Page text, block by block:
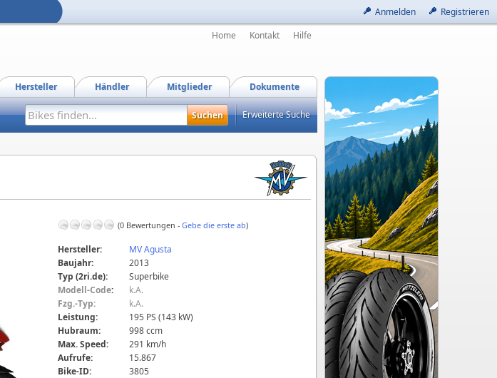
Anmelden Registrieren
Home Kontakt Hilfe
Dokumente
Mitglieder
Händler
Hersteller
Erweiterte Suche
(0 Bewertungen - Gebe die erste ab)
Hersteller:
MV Agusta
Baujahr:
2013
Typ (2ri.de):
Superbike
Modell-Code:
k.A.
Fzg.-Typ:
k.A.
Leistung:
195 PS (143 kW)
Hubraum:
998 ccm
Max. Speed:
291 km/h
Aufrufe:
15.867
Bike-ID:
3805